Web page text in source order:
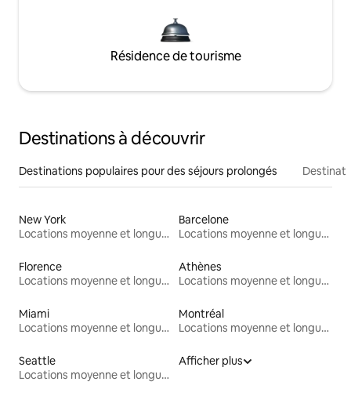
Résidence de tourisme
Destinations à découvrir
Destinations populaires pour des séjours prolongés
New York
Locations moyenne et longue durée
Barcelone
Locations moyenne et longue durée
Florence
Locations moyenne et longue durée
Athènes
Locations moyenne et longue durée
Miami
Locations moyenne et longue durée
Montréal
Locations moyenne et longue durée
Seattle
Locations moyenne et longue durée
Afficher plus